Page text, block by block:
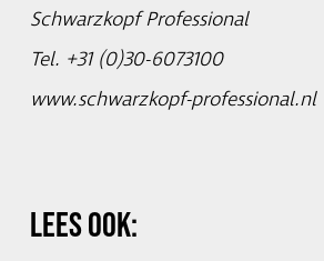
Schwarzkopf Professional
Tel. +31 (0)30-6073100
www.schwarzkopf-professional.nl
LEES OOK: